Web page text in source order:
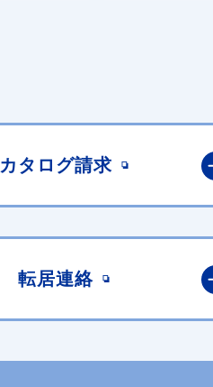
カタログ請求
転居連絡